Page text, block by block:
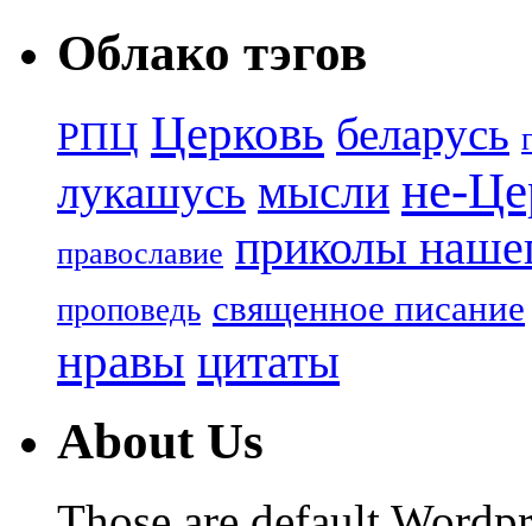
Облако тэгов
РПЦ Церковь беларусь
лукашусь мысли не-
православие приколы
проповедь священное писание
нравы цитаты
About Us